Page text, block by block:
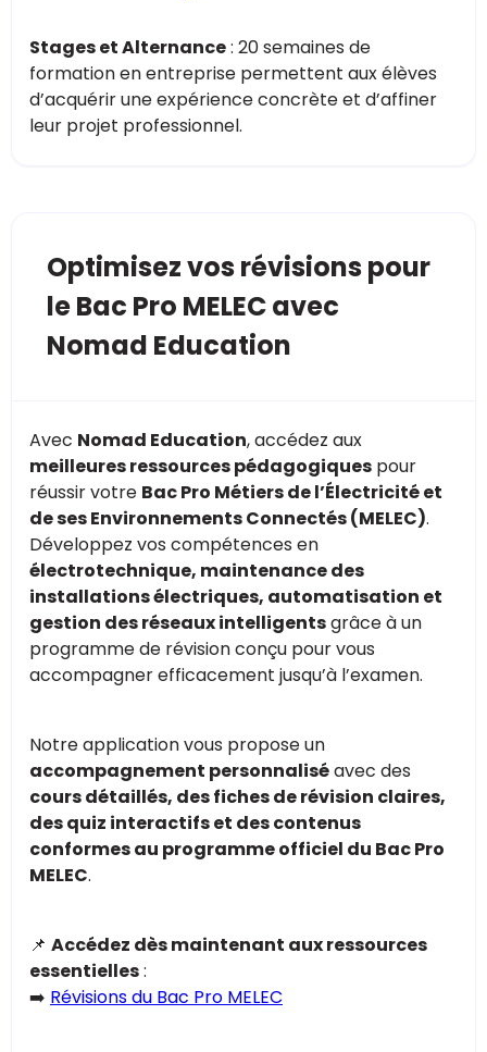
Stages et Alternance: 20 semaines de
formation en entreprise permettent aux élèves
d’acquérir une expérience concrète et d’affiner
leur projet professionnel.
Optimisez vos révisions pour
le Bac Pro MELEC avec
Nomad Education
Avec Nomad Education, accédez aux
meilleures ressources pédagogiques pour
réussir votre Bac Pro Métiers de l’Électricité et
de ses Environnements Connectés (MELEC).
Développez vos compétences en
électrotechnique, maintenance des
installations électriques, automatisation et
gestion des réseaux intelligentsgrâce à un
programme de révision conçu pour vous
accompagner efficacement jusqu’à l’examen.
Notre application vous propose un
accompagnement personnaliséavec des
cours détaillés, des fiches de révision claires,
des quiz interactifs et des contenus
conformes au programme officiel du Bac Pro
MELEC.
📌 Accédez dès maintenant aux ressources
essentielles:
➡️ Révisions du Bac Pro MELEC